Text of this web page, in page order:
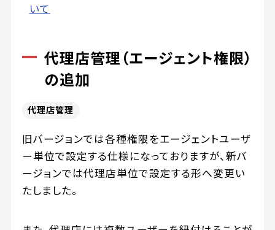
いて
代理店管理（エージェント権限）
の追加
代理店管理
旧バージョンでは各種権限をエージェントユーザ
ー単位で設定する仕様になっておりますが、新バ
ージョンでは代理店単位で設定する形へ変更い
たしました。